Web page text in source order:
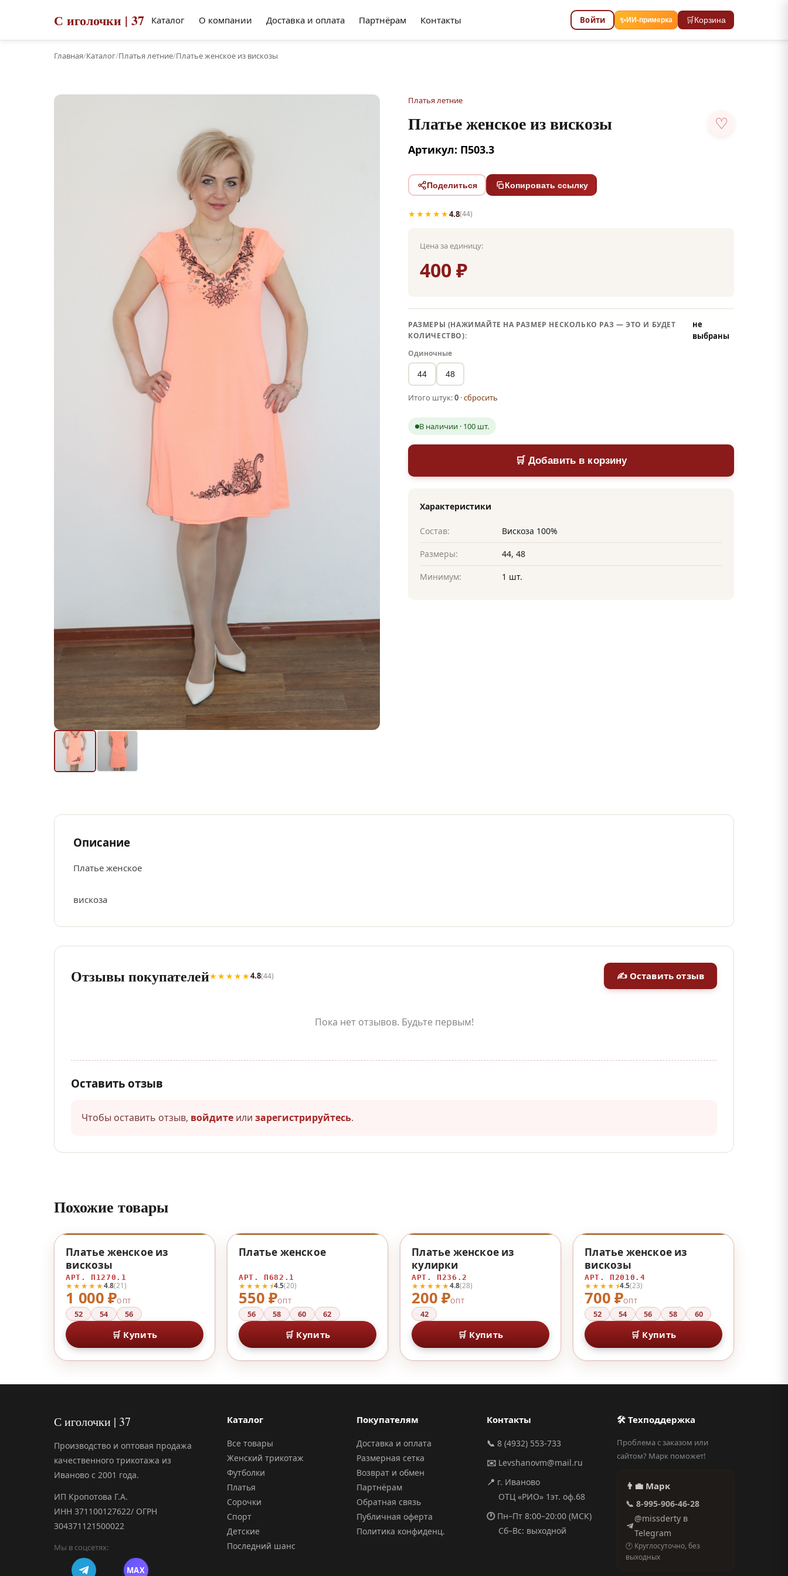
С иголочки | 37 Каталог О компании Доставка и оплата Партнёрам Контакты Войти ✨ИИ-примерка 🛒Корзина
Главная/Каталог/Платья летние/Платье женское из вискозы
Платья летние
Платье женское из вискозы ♡
Артикул: П503.3
Поделиться Копировать ссылку
★★★★★4.8(44)
Цена за единицу:
400 ₽
РАЗМЕРЫ (НАЖИМАЙТЕ НА РАЗМЕР НЕСКОЛЬКО РАЗ — ЭТО И БУДЕТ
КОЛИЧЕСТВО):
не
выбраны
Одиночные
44 48
Итого штук:0 ·сбросить
В наличии · 100 шт.
🛒 Добавить в корзину
Характеристики
Состав: Вискоза 100%
Размеры: 44, 48
Минимум: 1 шт.
Описание
Платье женское
вискоза
Отзывы покупателей★★★★★4.8(44) ✍ Оставить отзыв
Пока нет отзывов. Будьте первым!
Оставить отзыв
Чтобы оставить отзыв, войдите или зарегистрируйтесь.
Похожие товары
1 000 ₽ОПТ
★★★★★4.8(21)
Платье женское из
вискозы
АРТ. П1270.1
52 54 56
🛒 Купить
550 ₽ОПТ
★★★★⯨4.5(20)
Платье женское
АРТ. П682.1
56 58 60 62
🛒 Купить
200 ₽ОПТ
★★★★★4.8(28)
Платье женское из
кулирки
АРТ. П236.2
42
🛒 Купить
700 ₽ОПТ
★★★★⯨4.5(23)
Платье женское из
вискозы
АРТ. П2010.4
52 54 56 58 60
🛒 Купить
С иголочки | 37
Производство и оптовая продажа
качественного трикотажа из
Иваново с 2001 года.
ИП Кропотова Г.А.
ИНН 371100127622/ ОГРН
304371121500022
Мы в соцсетях:
MAX
Каталог
Все товары
Женский трикотаж
Футболки
Платья
Сорочки
Спорт
Детские
Последний шанс
Покупателям
Доставка и оплата
Размерная сетка
Возврат и обмен
Партнёрам
Обратная связь
Публичная оферта
Политика конфиденц.
Контакты
📞 8 (4932) 553-733
✉️ Levshanovm@mail.ru
📍 г. Иваново
ОТЦ «РИО» 1эт. оф.68
🕐Пн–Пт 8:00–20:00 (МСК)
Сб–Вс: выходной
🛠 Техподдержка
Проблема с заказом или
сайтом? Марк поможет!
👨‍💼 Марк
📞 8-995-906-46-28
@missderty в
Telegram
🕐 Круглосуточно, без
выходных